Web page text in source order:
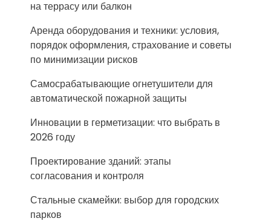
на террасу или балкон
Аренда оборудования и техники: условия,
порядок оформления, страхование и советы
по минимизации рисков
Самосрабатывающие огнетушители для
автоматической пожарной защиты
Инновации в герметизации: что выбрать в
2026 году
Проектирование зданий: этапы
согласования и контроля
Стальные скамейки: выбор для городских
парков